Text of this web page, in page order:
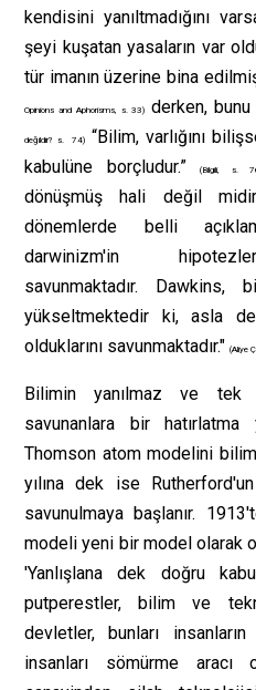
kendisini yanıltmadığını
şeyi kuşatan yasaların var
tür imanın üzerine bina
Opinions and Aphorisms, s. 33) derken,
değildir? s. 74)
“Bilim, varlığını
kabulüne borçludur.”(Bilgili, s.
dönüşmüş hali değil
dönemlerde belli
darwinizm'in
savunmaktadır.
yükseltmektedir ki, asla
olduklarını savunmaktadır." (Aliye
Bilimin yanılmaz ve tek
savunanlara bir hatırlatma
Thomson atom modelini bilim
yılına dek ise
savunulmaya başlanır.
modeli yeni bir model olarak
'Yanlışlana dek doğru
putperestler, bilim ve
devletler, bunları
insanları sömürme aracı